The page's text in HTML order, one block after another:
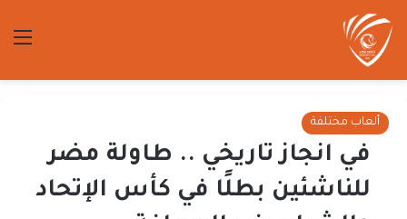
ألعاب مختلفة
في انجاز تاريخي .. طاولة مضر
للناشئين بطلًا في كأس الإتحاد